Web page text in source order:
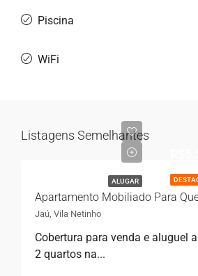
Piscina
WiFi
Listagens Semelhantes
ALUGAR
Jaú, Vila Netinho
Cobertura para venda e aluguel
2 quartos na...